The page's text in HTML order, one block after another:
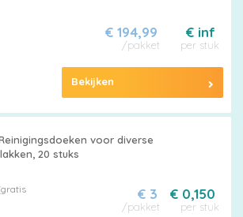
€ inf
per stuk
€ 194,99
/pakket
Bekijken
voor diverse
20 stuks
€ 0,150
per stuk
€ 3
/pakket